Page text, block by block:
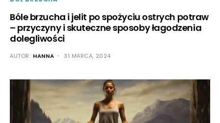
Bóle brzucha i jelit po spożyciu ostrych potraw
– przyczyny i skuteczne sposoby łagodzenia
dolegliwości
AUTOR: HANNA 31 MARCA, 2024